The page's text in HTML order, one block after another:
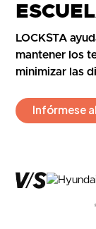
LOCKSTA
mantener los
minimizar las
Infórmese